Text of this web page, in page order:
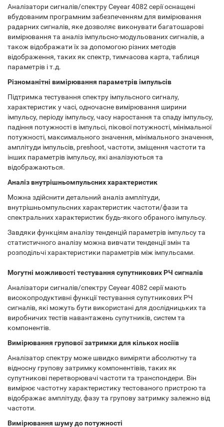
Аналізатори сигналів/спектру Ceyear 4082 серії оснащені
вбудованим програмним забезпеченням для вимірювання
радарних сигналів, яке дозволяє виконувати багатошарові
вимірювання та аналіз імпульсно-модульованих сигналів, а
також відображати їх за допомогою різних методів
відображення, таких як спектр, тимчасова карта, таблиця
параметрів і т.д.
Різноманітні вимірювання параметрів імпульсів
Підтримка тестування спектру імпульсного сигналу,
характеристик у часі, одночасне вимірювання ширини
імпульсу, періоду імпульсу, часу наростання та спаду імпульсу,
падіння потужності в імпульсі, пікової потужності, мінімальної
потужності, максимального значення, мінімального значення,
амплітуди імпульсів, preshoot, частоти, зміщення частоти та
інших параметрів імпульсу, які аналізуються та
відображаються.
Аналіз внутрішньомпульсних характеристик
Можна здійснити детальний аналіз амплітуди,
внутрішньомпульсних характеристик частоти/фази та
спектральних характеристик будь-якого обраного імпульсу.
Завдяки функціям аналізу тенденцій параметрів імпульсу та
статистичного аналізу можна вивчати тенденції змін та
розподільчі характеристики параметрів між імпульсами.
Могутні можливості тестування супутникових РЧ сигналів
Аналізатори сигналів/спектру Ceyear 4082 серії мають
високопродуктивні функції тестування супутникових РЧ
сигналів, які можуть бути використані для дослідницьких та
виробничих тестів навантажень супутників, систем та
компонентів.
Вимірювання групової затримки для кількох носіїв
Аналізатор спектру може швидко виміряти абсолютну та
відносну групову затримку компонентівів, таких як
супутникові перетворювачі частоти та транспондери. Він
вимірює частотну характеристику тестованого пристрою та
відображає амплітуду, фазу та групову затримку залежно від
частоти.
Вимірювання шуму до потужності